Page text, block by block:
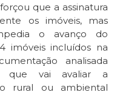
que a assinatura
os imóveis, mas
o avanço do
imóveis incluídos na
analisada
que vai avaliar a
rural ou ambiental